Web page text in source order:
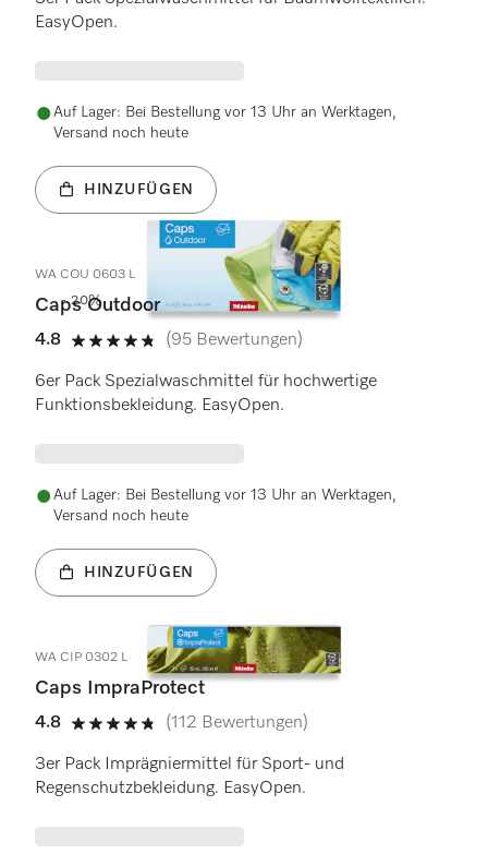
EasyOpen.
Auf Lager: Bei Bestellung vor 13 Uhr an Werktagen,
Versand noch heute
HINZUFÜGEN
- 20%
WA COU 0603 L
Caps Outdoor
4.8
4.8 Sterne von 5
(95 Bewertungen)
6er Pack Spezialwaschmittel für hochwertige
Funktionsbekleidung. EasyOpen.
Auf Lager: Bei Bestellung vor 13 Uhr an Werktagen,
Versand noch heute
HINZUFÜGEN
WA CIP 0302 L
Caps ImpraProtect
4.8
4.8 Sterne von 5
(112 Bewertungen)
3er Pack Imprägniermittel für Sport- und
Regenschutzbekleidung. EasyOpen.